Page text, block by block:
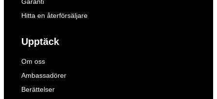
Hitta en återförsäljare
Upptäck
Om oss
Ambassadörer
Berättelser